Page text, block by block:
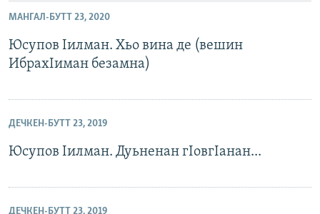
МАНГАЛ-БУТТ 23, 2020
Юсупов Iилман. Хьо вина де (вешин
ИбрахIиман безамна)
ДЕЧКЕН-БУТТ 23, 2019
Юсупов Iилман. Дуьненан гIовгIанан...
ДЕЧКЕН-БУТТ 23, 2019